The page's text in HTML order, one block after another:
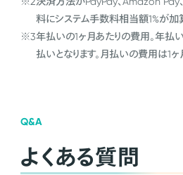
料にシステム手数料相当額1%が加
※3年払いの1ヶ月あたりの費用。年払
払いとなります。月払いの費用は1ヶ
Q&A
よくある質問